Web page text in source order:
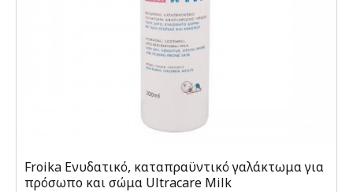
Froika Ενυδατικό, καταπραϋντικό γαλάκτωμα για
πρόσωπο και σώμα Ultracare Milk